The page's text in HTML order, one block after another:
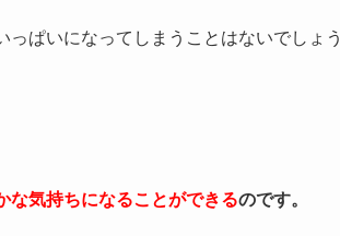
ぱいになってしまうことはないでしょう
な気持ちになることができるのです。